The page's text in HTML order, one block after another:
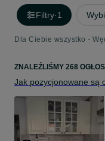
Filtry·1
Dla Ciebie wszystko -
ZNALEŹLIŚMY 268
Jak pozycjonowane są